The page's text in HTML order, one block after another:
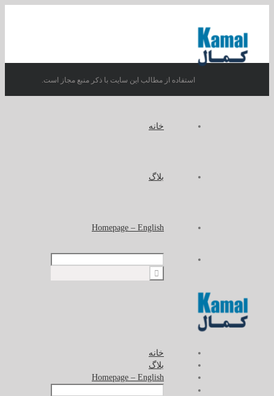
خانه
بلاگ
Homepage – English
خانه
بلاگ
Homepage – English
استفاده از مطالب این سایت با ذکر منبع مجاز است.